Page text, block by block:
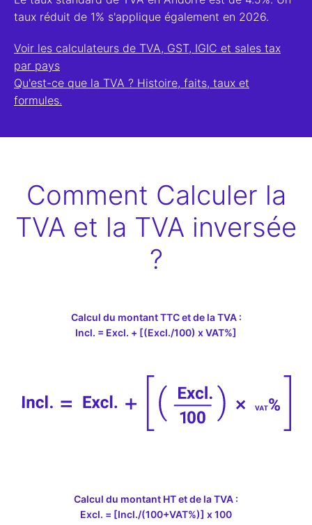
taux réduit de 1% s'applique également en 2026.
Voir les calculateurs de TVA, GST, IGIC et sales tax
par pays
Qu'est-ce que la TVA ? Histoire, faits, taux et
formules.
Comment Calculer la
TVA et la TVA inversée
?
Calcul du montant TTC et de la TVA :
Incl. = Excl. + [(Excl./100) x VAT%]
Calcul du montant HT et de la TVA :
Excl. = [Incl./(100+VAT%)] x 100